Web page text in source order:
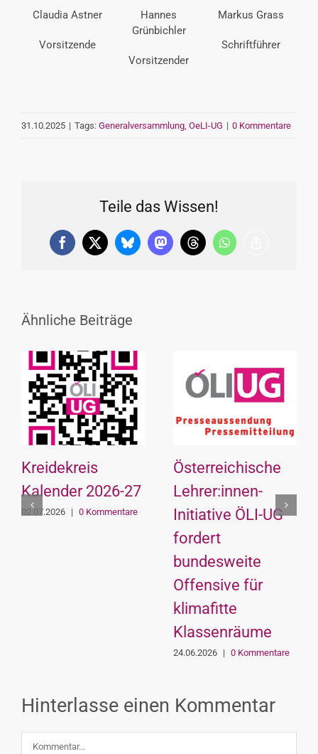
Claudia Astner
Vorsitzende
Hannes
Grünbichler
Vorsitzender
Markus Grass
Schriftführer
31.10.2025 | Tags: Generalversammlung OeLI-UG | 0 Kommentare
Teile das Wissen!
Facebook
X BlueskyMastodonThreadsWhatsApp
Ähnliche Beiträge
Kreidekreis
Kalender 2026-27
02.07.2026 | 0 Kommentare
Österreichische
Lehrer:innen-
Initiative ÖLI-UG
fordert
bundesweite
Offensive für
klimafitte
Klassenräume
24.06.2026 | 0 Kommentare
Hinterlasse einen Kommentar
Kommentar